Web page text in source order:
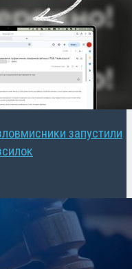
запустили